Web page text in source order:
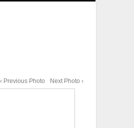
‹ Previous Photo Next Photo ›